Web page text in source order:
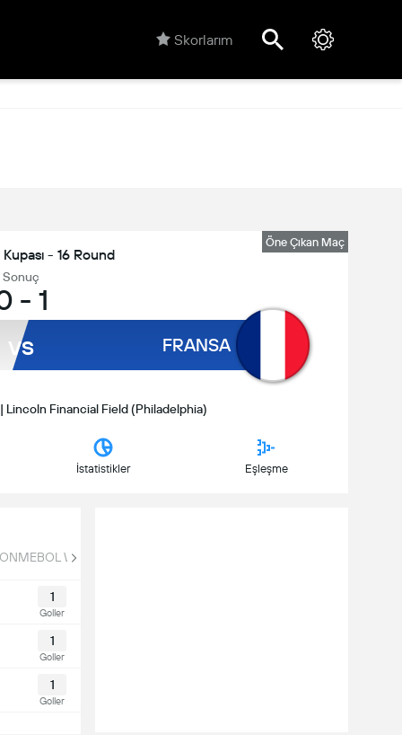
Skorlarım
Öne Çıkan Maç
- 16 Round
Sonuç
- 1
vs FRANSA
Lincoln Financial Field (Philadelphia)
İstatistikler Eşleşme
WC Qual
1
Goller
1
Goller
1
Goller